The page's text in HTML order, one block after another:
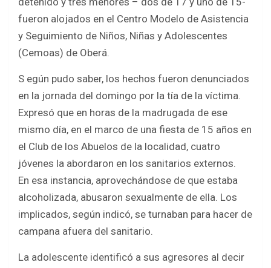
fueron alojados en el Centro Modelo de Asistencia
y Seguimiento de Niños, Niñas y Adolescentes
(Cemoas) de Oberá.
S egún pudo saber, los hechos fueron denunciados
en la jornada del domingo por la tía de la víctima.
Expresó que en horas de la madrugada de ese
mismo día, en el marco de una fiesta de 15 años en
el Club de los Abuelos de la localidad, cuatro
jóvenes la abordaron en los sanitarios externos.
En esa instancia, aprovechándose de que estaba
alcoholizada, abusaron sexualmente de ella. Los
implicados, según indicó, se turnaban para hacer de
campana afuera del sanitario.
La adolescente identificó a sus agresores al decir